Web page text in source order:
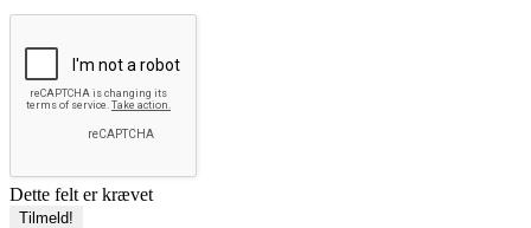
Dette felt er krævet